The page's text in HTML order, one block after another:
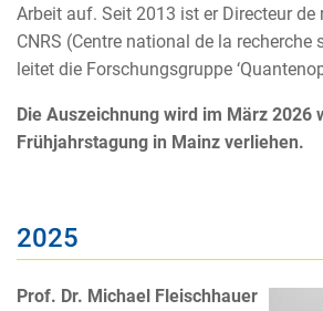
Arbeit auf. Seit 2013 ist er Directeur de
CNRS (Centre national de la recherche
leitet die Forschungsgruppe
Die Auszeichnung wird im März 2026
Frühjahrstagung in Mainz verliehen.
2025
Prof. Dr. Michael Fleischhauer